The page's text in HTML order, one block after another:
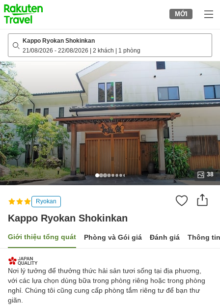
to
top
page
MỚI
Kappo Ryokan Shokinkan
21/08/2026 - 22/08/2026 2 khách 1 phòng
38
Ryokan
Kappo Ryokan Shokinkan
Giới thiệu tổng quát Phòng và Gói giá Đánh giá Thông
Nơi lý tưởng để thưởng thức hải sản tươi sống tại địa phương,
với các lựa chọn dùng bữa trong phòng riêng hoặc trong phòng
nghỉ. Chúng tôi cũng cung cấp phòng tắm riêng tư để bạn thư
giãn.